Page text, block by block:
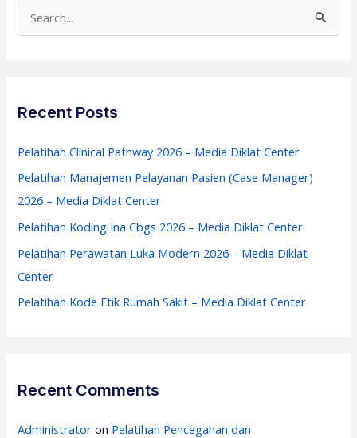
Diklat
e
f
o
r
Recent Posts
Pelatihan Clinical Pathway 2026 – Media Diklat Center
Pelatihan Manajemen Pelayanan Pasien (Case Manager)
2026 – Media Diklat Center
Pelatihan Koding Ina Cbgs 2026 – Media Diklat Center
Pelatihan Perawatan Luka Modern 2026 – Media Diklat
Center
Pelatihan Kode Etik Rumah Sakit – Media Diklat Center
Recent Comments
Administrator on Pelatihan Pencegahan dan